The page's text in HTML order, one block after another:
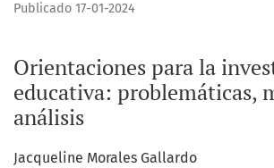
Orientaciones para la
educativa: problemáticas,
análisis
Publicado 17-01-2024
Jacqueline Morales Gallardo